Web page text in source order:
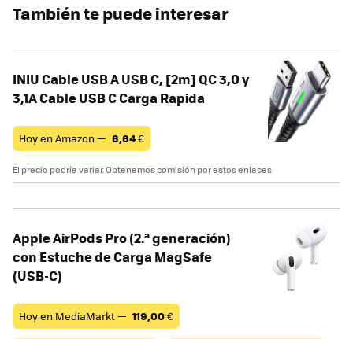
También te puede interesar
INIU Cable USB A USB C, [2m] QC 3,0 y
3,1A Cable USB C Carga Rapida
Hoy en Amazon — 6,64€
El precio podría variar. Obtenemos comisión por estos enlaces
Apple AirPods Pro (2.ª generación)
con Estuche de Carga MagSafe
(USB‑C) ​​​​​​​
Hoy en MediaMarkt — 119,00€